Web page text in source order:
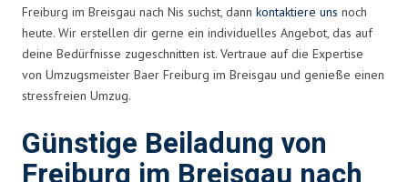
Freiburg im Breisgau nach Nis suchst, dann kontaktiere uns noch
heute. Wir erstellen dir gerne ein individuelles Angebot, das auf
deine Bedürfnisse zugeschnitten ist. Vertraue auf die Expertise
von Umzugsmeister Baer Freiburg im Breisgau und genieße einen
stressfreien Umzug.
Günstige Beiladung von